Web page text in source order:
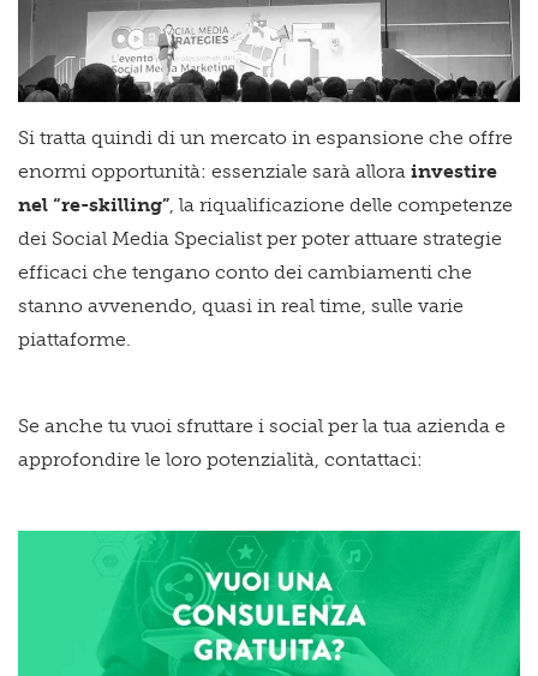
Si tratta quindi di un mercato in espansione che offre
enormi opportunità: essenziale sarà allora investire
nel “re-skilling” , la riqualificazione delle competenze
dei Social Media Specialist per poter attuare strategie
efficaci che tengano conto dei cambiamenti che
stanno avvenendo, quasi in real time, sulle varie
piattaforme.
Se anche tu vuoi sfruttare i social per la tua azienda e
approfondire le loro potenzialità, contattaci: